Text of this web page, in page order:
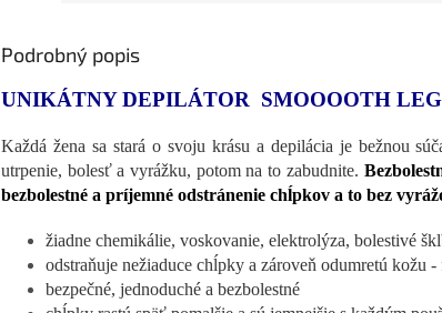
Podrobný popis
UNIKÁTNY DEPILÁTOR SMOOOOTH
Každá žena sa stará o svoju krásu a depilácia je bežnou
utrpenie, bolesť a vyrážku, potom na to zabudnite.
bezbolestné a príjemné odstránenie chĺpkov a to bez
žiadne chemikálie, voskovanie, elektrolýza, bolestivé
odstraňuje nežiaduce chĺpky a zároveň odumretú kožu -
bezpečné, jednoduché a bezbolestné